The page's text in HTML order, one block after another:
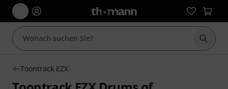
Suche
Toontrack EZX